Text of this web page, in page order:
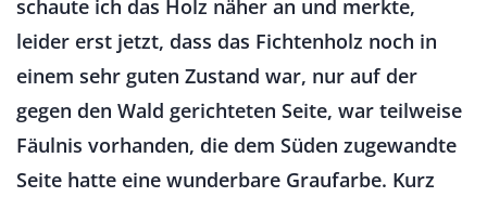
schaute ich das Holz näher an und merkte,
leider erst jetzt, dass das Fichtenholz noch in
einem sehr guten Zustand war, nur auf der
gegen den Wald gerichteten Seite, war teilweise
Fäulnis vorhanden, die dem Süden zugewandte
Seite hatte eine wunderbare Graufarbe. Kurz